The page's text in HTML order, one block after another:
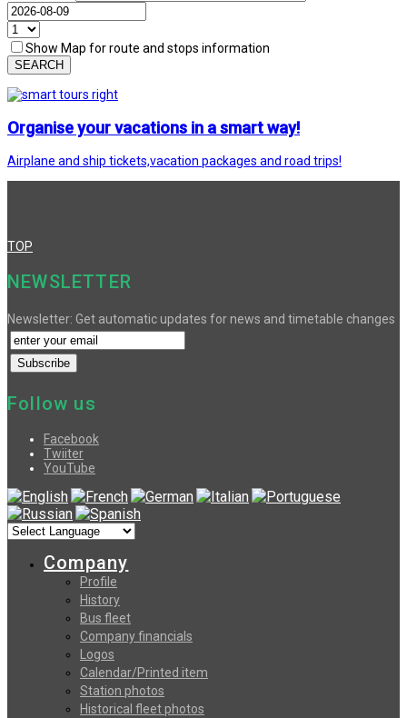
Show Map for route and stops information
SEARCH
Organise your vacations in a smart way!
Airplane and ship tickets,vacation packages and road trips!
TOP
NEWSLETTER
Newsletter: Get automatic updates for news and timetable changes
Follow us
Facebook
Twiiter
YouTube
Company
Profile
History
Bus fleet
Company financials
Logos
Calendar/Printed item
Station photos
Historical fleet photos